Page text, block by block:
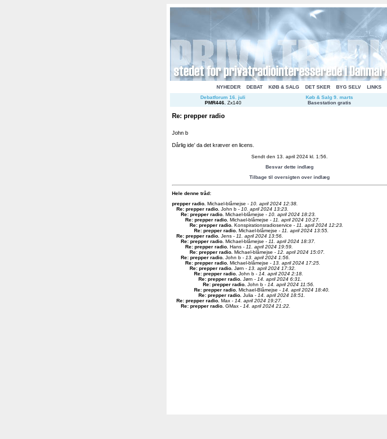
NYHEDER DEBAT KØB & SALG DET SKER BYG SELV LINKS
Debatforum 16. juli
PMR446. Zx140
Køb & Salg 9. marts
Basestation gratis
Re: prepper radio
John b
Dårlig ide’ da det kræver en licens.
Sendt den 13. april 2024 kl. 1:56.
Besvar dette indlæg
Tilbage til oversigten over indlæg
Hele denne tråd:
prepper radio Michael-blåmejse - 10. april 2024 12:38.
Re: prepper radio John b - 10. april 2024 13:23.
Re: prepper radio Michael-blåmejse - 10. april 2024 18:23.
Re: prepper radio Michael-blåmejse - 11. april 2024 10:27.
Re: prepper radio Konspirationsradioservice - 11. april 2024 12:23.
Re: prepper radio Michael-blåmejse - 11. april 2024 13:55.
Re: prepper radio Jens - 11. april 2024 13:56.
Re: prepper radio Michael-blåmejse - 11. april 2024 18:37.
Re: prepper radio Hans - 11. april 2024 19:59.
Re: prepper radio Michael-blåmejse - 12. april 2024 15:07.
Re: prepper radio John b - 13. april 2024 1:56.
Re: prepper radio Michael-blåmejse - 13. april 2024 17:25.
Re: prepper radio Jørn - 13. april 2024 17:32.
Re: prepper radio John b - 14. april 2024 2:18.
Re: prepper radio Jørn - 14. april 2024 6:31.
Re: prepper radio John b - 14. april 2024 11:56.
Re: prepper radio Michael-Blåmejse - 14. april 2024 18:40.
Re: prepper radio Julia - 14. april 2024 18:51.
Re: prepper radio Max - 14. april 2024 19:27.
Re: prepper radio GMax - 14. april 2024 21:22.